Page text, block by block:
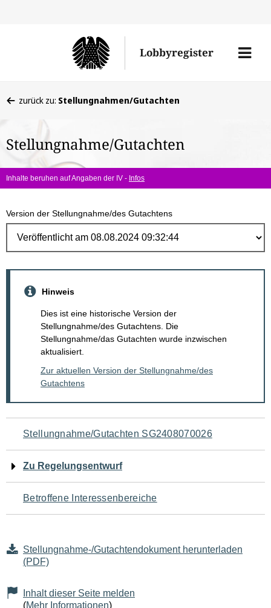
Lobbyregister
Menü
befinden
hier:
zurück zu: Stellungnahmen/Gutachten
Stellungnahme/Gutachten
Inhalte beruhen auf Angaben der IV - Infos
Version der Stellungnahme/des Gutachtens
Hinweis
Dies ist eine historische Version der
Stellungnahme/des Gutachtens. Die
Stellungnahme/das Gutachten wurde inzwischen
aktualisiert.
Zur aktuellen Version der Stellungnahme/des
Gutachtens
Navigation
für
den
Seiteninhalt
Stellungnahme/Gutachten SG2408070026
Zu Regelungsentwurf
Betroffene Interessenbereiche
Stellungnahme-/Gutachtendokument herunterladen
(PDF)
Inhalt dieser Seite melden
(Mehr Informationen)